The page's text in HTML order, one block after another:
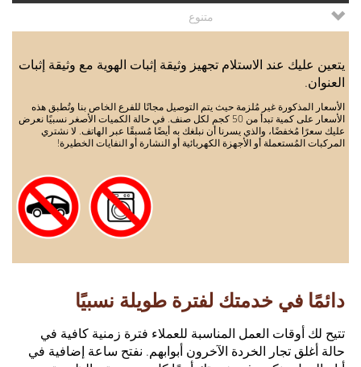
متنوع
يتعين عليك عند الاستلام تجهيز وثيقة إثبات الهوية مع وثيقة إثبات
العنوان.
الأسعار المذكورة غير مُلزمة حيث يتم التوصيل مجانًا للفرع الخاص بنا وتُطبق هذه
الأسعار على كمية تبدأ من 50 كجم لكل صنف. في حالة الكميات الأصغر نسبيًا نعرض
عليك سعرًا مُخفضًا، والذي يسرنا أن نبلغك به أيضًا مُسبقًا عبر الهاتف. لا نشتري
المركبات المُستعملة أو الأجهزة الكهربائية أو النشارة أو النفايات الخطيرة!
دائمًا في خدمتك لفترة طويلة نسبيًا
تتيح لك أوقات العمل المناسبة للعملاء فترة زمنية كافية في
حالة أغلق تجار الخردة الآخرون أبوابهم. نفتح ساعة إضافية في